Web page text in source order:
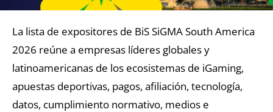
La lista de expositores de BiS SiGMA South America
2026 reúne a empresas líderes globales y
latinoamericanas de los ecosistemas de iGaming,
apuestas deportivas, pagos, afiliación, tecnología,
datos, cumplimiento normativo, medios e